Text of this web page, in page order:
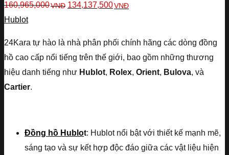
160,965,000VNĐ 134,137,500VNĐ
Hublot
24Kara tự hào là nhà phân phối chính hãng các dòng đồng
hồ cao cấp nổi tiếng trên thế giới, bao gồm những thương
hiệu danh tiếng như Hublot, Rolex, Orient, Bulova, và
Cartier.
Đồng hồ Hublot: Hublot nổi bật với thiết kế mạnh mẽ,
sáng tạo và sự kết hợp độc đáo giữa các vật liệu hiện